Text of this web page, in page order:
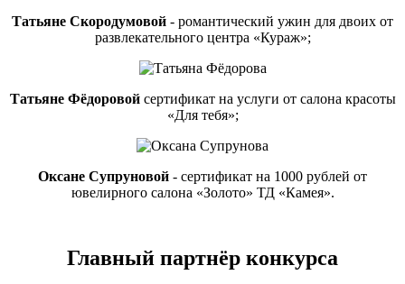
Татьяне Скородумовой - романтический ужин для двоих от
развлекательного центра «Кураж»;
Татьяне Фёдоровойсертификат на услуги от салона красоты
«Для тебя»;
Оксане Супруновой - сертификат на 1000 рублей от
ювелирного салона «Золото» ТД «Камея».
Главный партнёр конкурса